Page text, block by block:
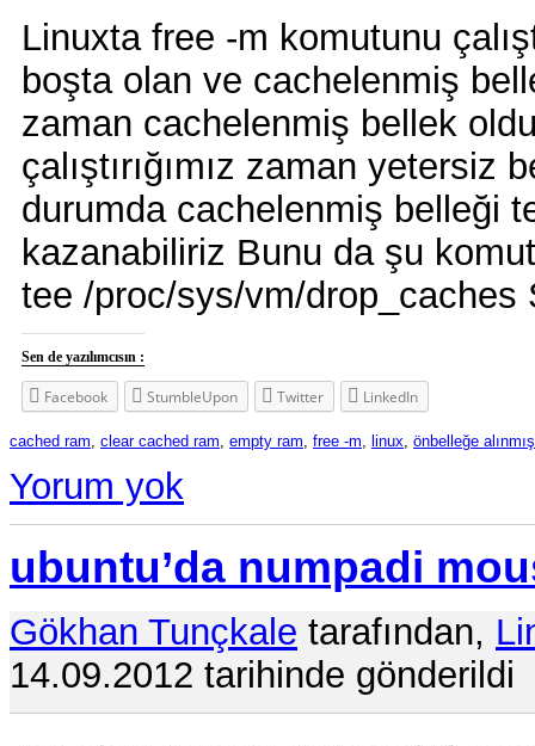
Linuxta free -m komutunu
boşta olan ve cachelenmiş
zaman cachelenmiş bellek
çalıştırığımız zaman
durumda cachelenmiş belleği
kazanabiliriz Bunu da şu
tee /proc/sys/vm/
Sen de yazılımcısın :
Facebook StumbleUpon Twitter LinkedIn
cached ram, clear cached ram, empty ram, free -m, linux, önbelleğe
Yorum yok
ubuntu’da numpadi
Gökhan Tunçkale tarafından,
14.09.2012 tarihinde gönderildi